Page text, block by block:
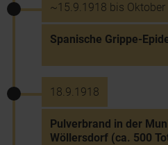
~15.9.1918 bis Oktober
Spanische Grippe-
18.9.1918
Pulverbrand in der
Wöllersdorf (ca. 500